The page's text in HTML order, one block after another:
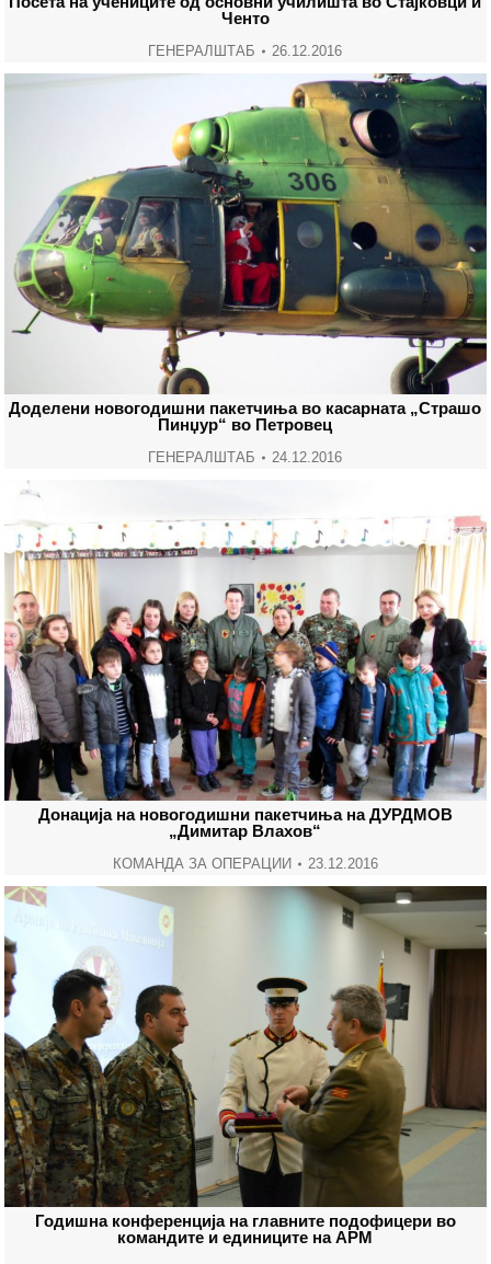
Ченто
ГЕНЕРАЛШТАБ 26.12.2016
Доделени новогодишни пакетчиња во касарната „Страшо
Пинџур“ во Петровец
ГЕНЕРАЛШТАБ 24.12.2016
Донација на новогодишни пакетчиња на ДУРДМОВ
„Димитар Влахов“
КОМАНДА ЗА ОПЕРАЦИИ 23.12.2016
Годишна конференција на главните подофицери во
командите и единиците на АРМ